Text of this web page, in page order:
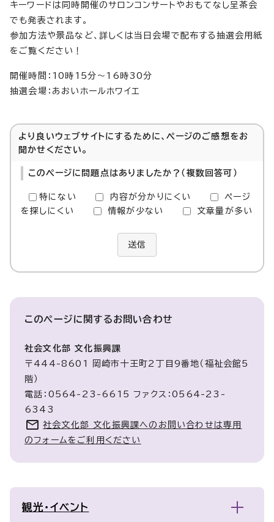
キーワードは同時開催のサロンコンサートやおもてなし呈茶会
でも発表されます。
参加方法や景品など、詳しくは当日会場で配布する抽選会用紙
をご覧ください！
開催時間：10時15分～16時30分
抽選会場：あおいホールホワイエ
より良いウェブサイトにするために、ページのご感想をお
聞かせください。
このページに問題点はありましたか？（複数回答可）
特にない 内容が分かりにくい
ページ
を探しにくい
情報が少ない 文章量が多い
送信
このページに関するお問い合わせ
社会文化部 文化振興課
〒444-8601 岡崎市十王町2丁目9番地（福祉会館5
階）
電話：0564-23-6615 ファクス：0564-23-
6343
社会文化部 文化振興課へのお問い合わせは専用
のフォームをご利用ください
観光・イベント